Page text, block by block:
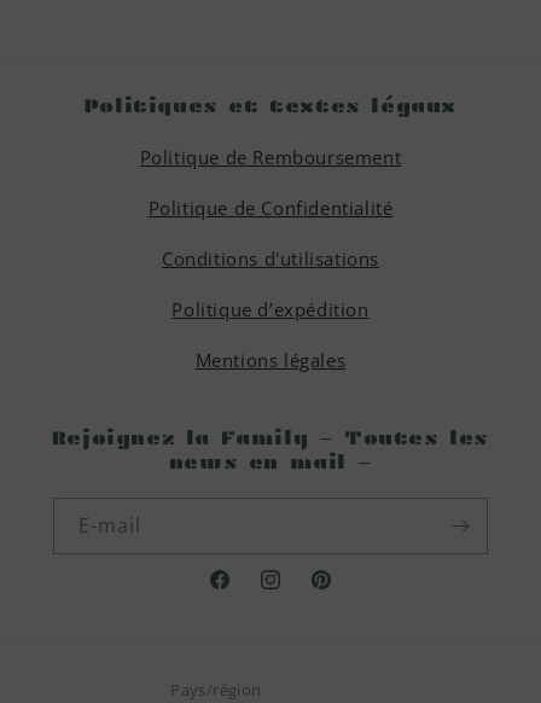
Politiques et textes légaux
Politique de Remboursement
Politique de Confidentialité
Conditions d'utilisations
Politique d’expédition
Mentions légales
Rejoignez la Family - Toutes les
news en mail -
E-mail
FacebookInstagramPinterest
Pays/région